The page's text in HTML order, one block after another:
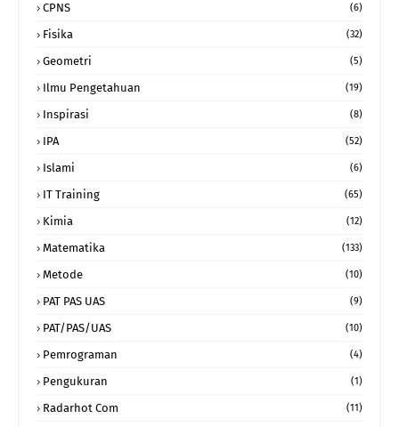
CPNS (6)
Fisika (32)
Geometri (5)
Ilmu Pengetahuan (19)
Inspirasi (8)
IPA (52)
Islami (6)
IT Training (65)
Kimia (12)
Matematika (133)
Metode (10)
PAT PAS UAS (9)
PAT/PAS/UAS (10)
Pemrograman (4)
Pengukuran (1)
Radarhot Com (11)